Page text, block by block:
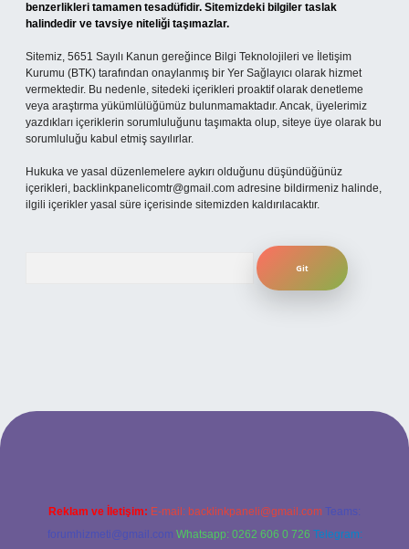
benzerlikleri tamamen tesadüfidir. Sitemizdeki bilgiler taslak
halindedir ve tavsiye niteliği taşımazlar.
Sitemiz, 5651 Sayılı Kanun gereğince Bilgi Teknolojileri ve İletişim
Kurumu (BTK) tarafından onaylanmış bir Yer Sağlayıcı olarak hizmet
vermektedir. Bu nedenle, sitedeki içerikleri proaktif olarak denetleme
veya araştırma yükümlülüğümüz bulunmamaktadır. Ancak, üyelerimiz
yazdıkları içeriklerin sorumluluğunu taşımakta olup, siteye üye olarak bu
sorumluluğu kabul etmiş sayılırlar.
Hukuka ve yasal düzenlemelere aykırı olduğunu düşündüğünüz
içerikleri, backlinkpanelicomtr@gmail.com adresine bildirmeniz halinde,
ilgili içerikler yasal süre içerisinde sitemizden kaldırılacaktır.
bahis sitesi
Reklam ve İletişim: E-mail: backlinkpaneli@gmail.com Teams:
forumhizmeti@gmail.com Whatsapp: 0262 606 0 726 Telegram: